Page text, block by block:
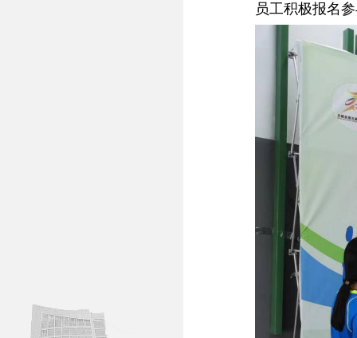
员工积极报名